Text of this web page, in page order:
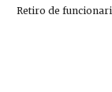
Retiro de